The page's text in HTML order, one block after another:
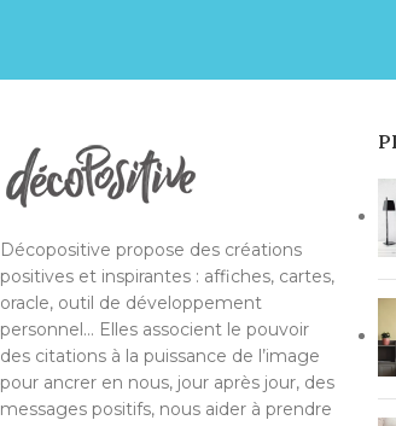
Décopositive propose des créations
positives et inspirantes : affiches, cartes,
oracle, outil de développement
personnel... Elles associent le pouvoir
des citations à la puissance de l’image
pour ancrer en nous, jour après jour, des
messages positifs, nous aider à prendre